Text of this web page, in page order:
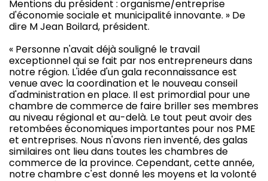
Mentions du président : organisme/entreprise
d'économie sociale et municipalité innovante. » De
dire M Jean Boilard, président.
« Personne n'avait déjà souligné le travail
exceptionnel qui se fait par nos entrepreneurs dans
notre région. L'idée d'un gala reconnaissance est
venue avec la coordination et le nouveau conseil
d'administration en place. Il est primordial pour une
chambre de commerce de faire briller ses membres
au niveau régional et au-delà. Le tout peut avoir des
retombées économiques importantes pour nos PME
et entreprises. Nous n'avons rien inventé, des galas
similaires ont lieu dans toutes les chambres de
commerce de la province. Cependant, cette année,
notre chambre c'est donné les moyens et la volonté